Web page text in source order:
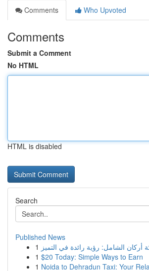
Comments
Who Upvoted
Comments
Submit a Comment
No HTML
HTML is disabled
Search
Published News
1 أركان الشامل: رؤية رائدة في التميز
1 $20 Today: Simple Ways to Earn
1 Noida to Dehradun Taxi: Your